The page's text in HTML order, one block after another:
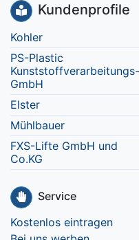
Kundenprofile
Kohler
PS-Plastic
Kunststoffverarbeitungs-
GmbH
Elster
Mühlbauer
FXS-Lifte GmbH und
Co.KG
Service
Kostenlos eintragen